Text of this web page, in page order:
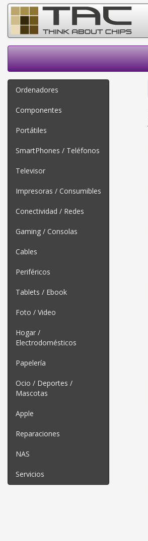
Ordenadores
Componentes
Portátiles
SmartPhones / Teléfonos
Televisor
Impresoras / Consumibles
Conectividad / Redes
Gaming / Consolas
Cables
Periféricos
Tablets / Ebook
Foto / Video
Hogar /
Electrodomésticos
Papelería
Ocio / Deportes /
Mascotas
Apple
Reparaciones
NAS
Servicios